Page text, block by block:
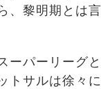
、黎明期とは
ーパーリーグ
トサルは徐々